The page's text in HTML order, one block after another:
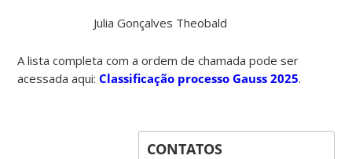
Julia Gonçalves Theobald
A lista completa com a ordem de chamada pode ser
acessada aqui:Classificação processo Gauss 2025.
CONTATOS